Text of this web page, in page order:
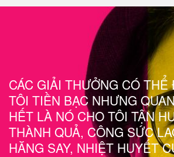
CÁC GIẢI THƯỞNG CÓ
TÔI TIỀN BẠC NHƯNG
HẾT LÀ NÓ CHO TÔI TẬN
THÀNH QUẢ, CÔNG SỨC
HĂNG SAY, NHIỆT HUYẾT